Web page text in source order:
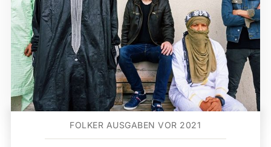
FOLKER AUSGABEN VOR 2021